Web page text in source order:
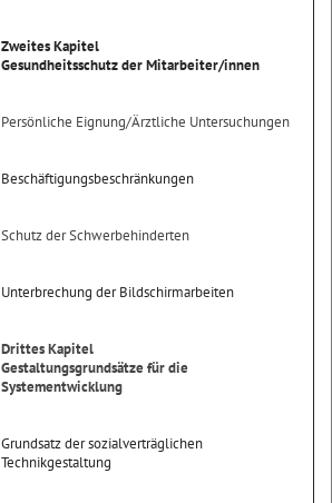
Zweites Kapitel
Gesundheitsschutz der Mitarbeiter/innen
Persönliche Eignung/Ärztliche Untersuchungen
Beschäftigungsbeschränkungen
Schutz der Schwerbehinderten
Unterbrechung der Bildschirmarbeiten
Drittes Kapitel
Gestaltungsgrundsätze für die
Systementwicklung
Grundsatz der sozialverträglichen
Technikgestaltung